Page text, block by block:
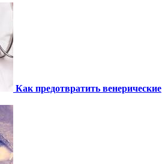
Как предотвратить венерические